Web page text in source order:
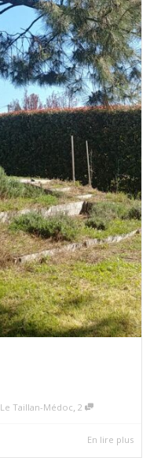
Le Taillan-Médoc 2
En lire plus